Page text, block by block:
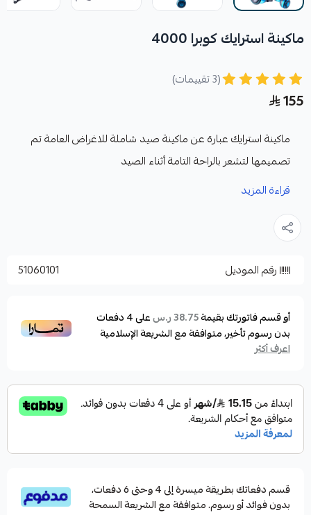
ماكينة استرايك كوبرا 4000
(3 تقييمات)
155
ماكينة استرايك عبارة عن ماكينة صيد شاملة للاغراض العامة تم
تصميمها لتشعر بالراحة التامة أثناء الصيد
المميزات:
الماكينة تأتي بثلاثة احجام مختلفة لتناسب طرق الصيد
لتناسب شعورك بالراحة أثناء الصيد
الموصفات :
gear ratio 5.4.1
max drag10KG
weigt 300g
ball bearings 6+1BB
قراءة المزيد
رقم الموديل 51060101
أو قسم فاتورتك بقيمة38.75 ر.س على4دفعات
بدون رسوم تأخير، متوافقة مع الشريعة الإسلامية
اعرف أكثر
قسم دفعاتك بطريقة ميسرة إلى 4 وحتى 6 دفعات،
بدون فوائد أو رسوم. متوافقة مع الشريعة السمحة